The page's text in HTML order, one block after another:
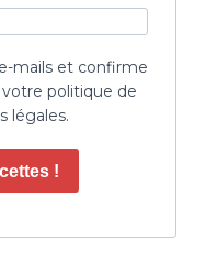
mails et confirme
votre politique de
légales.
!